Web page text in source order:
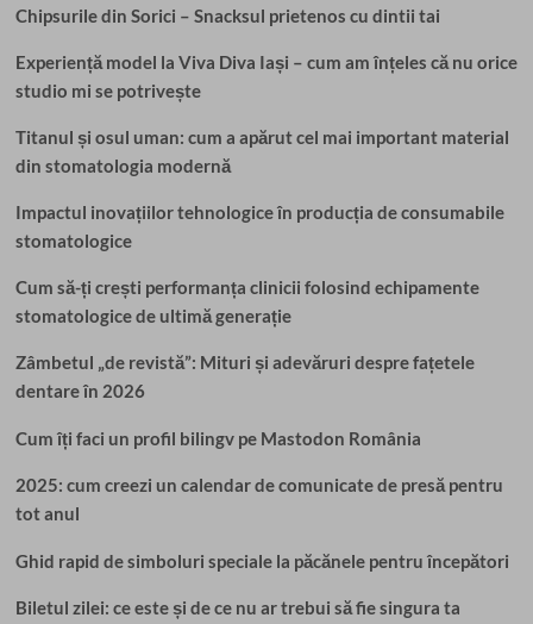
Chipsurile din Sorici – Snacksul prietenos cu dintii tai
Experiență model la Viva Diva Iași – cum am înțeles că nu orice
studio mi se potrivește
Titanul și osul uman: cum a apărut cel mai important material
din stomatologia modernă
Impactul inovațiilor tehnologice în producția de consumabile
stomatologice
Cum să-ți crești performanța clinicii folosind echipamente
stomatologice de ultimă generație
Zâmbetul „de revistă”: Mituri și adevăruri despre fațetele
dentare în 2026
Cum îți faci un profil bilingv pe Mastodon România
2025: cum creezi un calendar de comunicate de presă pentru
tot anul
Ghid rapid de simboluri speciale la păcănele pentru începători
Biletul zilei: ce este și de ce nu ar trebui să fie singura ta